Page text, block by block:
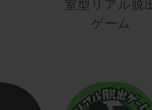
室型リアル脱
ゲーム